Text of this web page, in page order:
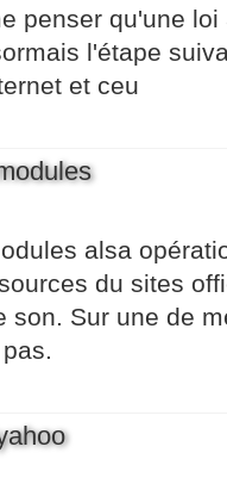
penser qu'une
l'étape
et ceu
alsa
du sites
son. Sur une de